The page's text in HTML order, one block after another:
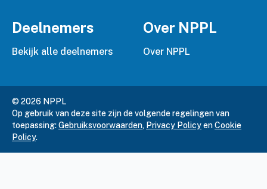
Deelnemers
Bekijk alle deelnemers
Over NPPL
Over NPPL
© 2026 NPPL
Op gebruik van deze site zijn de volgende regelingen van
toepassing:Gebruiksvoorwaarden, Privacy PolicyenCookie
Policy.